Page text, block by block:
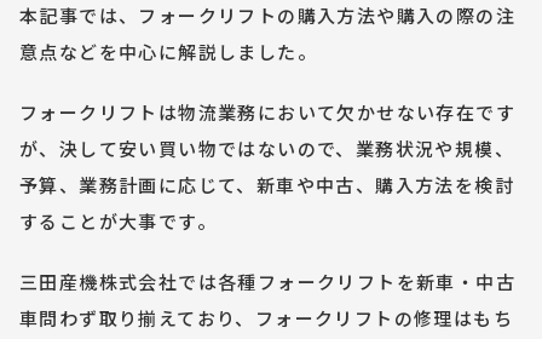
本記事では、フォークリフトの購入方法や購入の際の注
意点などを中心に解説しました。
フォークリフトは物流業務において欠かせない存在です
が、決して安い買い物ではないので、業務状況や規模、
予算、業務計画に応じて、新車や中古、購入方法を検討
することが大事です。
三田産機株式会社では各種フォークリフトを新車・中古
車問わず取り揃えており、フォークリフトの修理はもち